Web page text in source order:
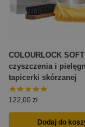
COLOURLOCK
czyszczenia i
tapicerki skórzanej
122,00 zł
Dodaj do